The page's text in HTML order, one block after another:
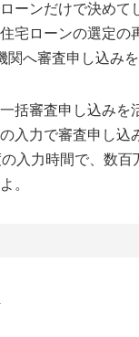
ーンだけで決めて
宅ローンの選定の
関へ審査申し込みを
括審査申し込みを
入力で審査申し込
入力時間で、数百
。